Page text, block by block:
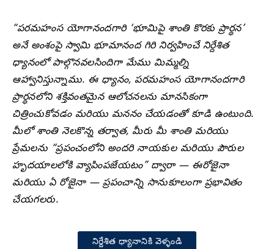
“పరమహంస యోగానందగారి ‘భూమిపై శాంతి కొరకు ప్రార్థన’
అనే అంశంపై స్వామి భూమానంద గిరి నిర్వహించే నిర్దేశిత
ధ్యానంలో పాల్గొనవలసిందిగా మేము మిమ్మల్ని
ఆహ్వానిస్తున్నాము. ఈ ధ్యానం, పరమహంస యోగానందగారి
ప్రార్థనలోని శక్తివంతమైన ఆలోచనలను మానసికంగా
చిత్రించుకోవడం మరియు మననం చేయడంతో కూడి ఉంటుంది.
మీలో శాంతి నెలకొన్న తర్వాత, మీరు మీ శాంతి మరియు
ప్రేమలను “ప్రపంచంలోని అందరి నాయకుల మరియు పౌరుల
హృదయాలలోకి వ్యాపింపజేయటం” ద్వారా — ఈరోజైనా
మరియు ఏ రోజైనా — ప్రపంచాన్ని సానుకూలంగా ప్రభావితం
చేయగలరు.
నిర్దేశిత ధ్యానానికి వెళ్ళండి